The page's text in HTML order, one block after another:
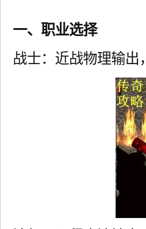
一、职业选择
战士：近战物理输出